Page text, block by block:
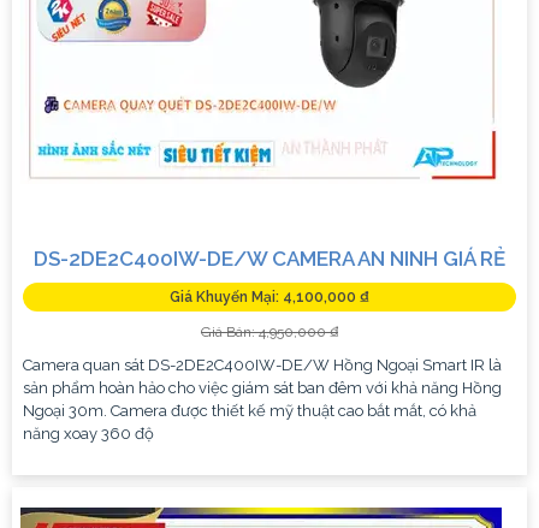
DS-2DE2C400IW-DE/W CAMERA AN NINH GIÁ RẺ
Giá Khuyến Mại: 4,100,000 ₫
Giá Bán: 4,950,000 ₫
Camera quan sát DS-2DE2C400IW-DE/W Hồng Ngoại Smart IR là
sản phẩm hoàn hảo cho việc giám sát ban đêm với khả năng Hồng
Ngoại 30m. Camera được thiết kế mỹ thuật cao bắt mắt, có khả
năng xoay 360 độ